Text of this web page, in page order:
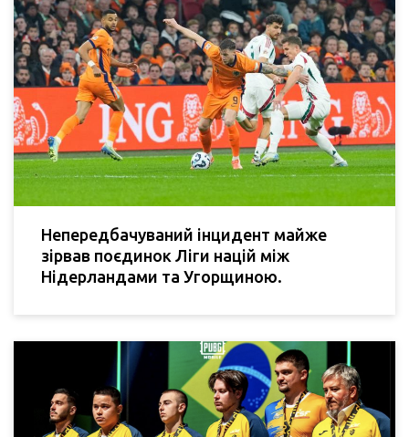
Непередбачуваний інцидент майже
зірвав поєдинок Ліги націй між
Нідерландами та Угорщиною.